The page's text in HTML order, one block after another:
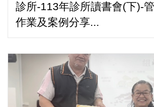
診所-113年診所讀書會(下)-
作業及案例分享...